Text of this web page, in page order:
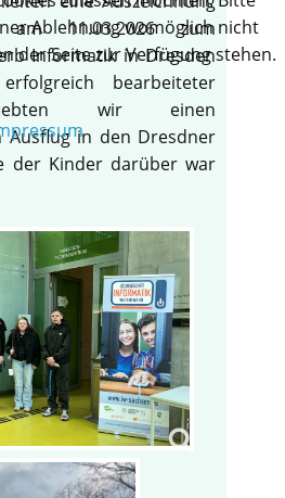
11.03.2026 zum
Informatik in Dresden
bearbeiteter
wir einen
Ausflug in den Dresdner
der Kinder darüber war
Ablehnung womöglich nicht
der Seite zur Verfügung stehen.